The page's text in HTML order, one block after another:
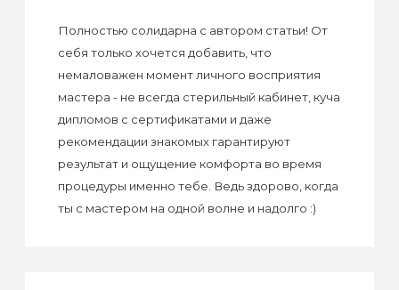
Полностью солидарна с автором статьи! От
себя только хочется добавить, что
немаловажен момент личного восприятия
мастера - не всегда стерильный кабинет, куча
дипломов с сертификатами и даже
рекомендации знакомых гарантируют
результат и ощущение комфорта во время
процедуры именно тебе. Ведь здорово, когда
ты с мастером на одной волне и надолго :)